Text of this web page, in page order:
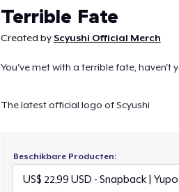
Terrible Fate
Created byScyushi Official Merch
You've met with a terrible fate, haven't
The latest official logo of Scyushi
Beschikbare Producten: